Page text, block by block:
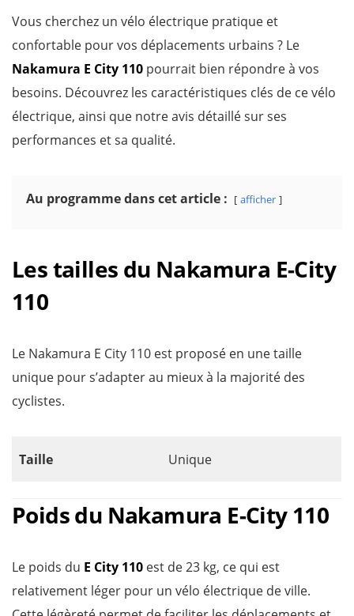
Vous cherchez un vélo électrique pratique et
confortable pour vos déplacements urbains ? Le
Nakamura E City 110 pourrait bien répondre à vos
besoins. Découvrez les caractéristiques clés de ce vélo
électrique, ainsi que notre avis détaillé sur ses
performances et sa qualité.
Au programme dans cet article : afficher
Les tailles du Nakamura E-City
110
Le Nakamura E City 110 est proposé en une taille
unique pour s’adapter au mieux à la majorité des
cyclistes.
Taille Unique
Poids du Nakamura E-City 110
Le poids du E City 110 est de 23 kg, ce qui est
relativement léger pour un vélo électrique de ville.